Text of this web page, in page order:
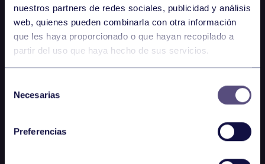
nuestros partners de redes sociales, publicidad y análisis
web, quienes pueden combinarla con otra información
que les haya proporcionado o que hayan recopilado a
partir del uso que haya hecho de sus servicios.
Necesarias
Preferencias